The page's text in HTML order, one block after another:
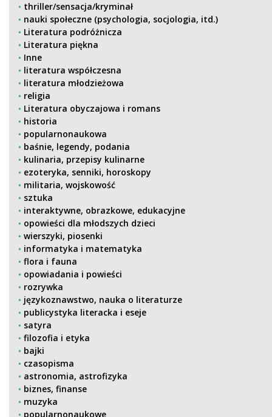
thriller/sensacja/kryminał
nauki społeczne (psychologia, socjologia, itd.)
Literatura podróżnicza
Literatura piękna
Inne
literatura współczesna
literatura młodzieżowa
religia
Literatura obyczajowa i romans
historia
popularnonaukowa
baśnie, legendy, podania
kulinaria, przepisy kulinarne
ezoteryka, senniki, horoskopy
militaria, wojskowość
sztuka
interaktywne, obrazkowe, edukacyjne
opowieści dla młodszych dzieci
wierszyki, piosenki
informatyka i matematyka
flora i fauna
opowiadania i powieści
rozrywka
językoznawstwo, nauka o literaturze
publicystyka literacka i eseje
satyra
filozofia i etyka
bajki
czasopisma
astronomia, astrofizyka
biznes, finanse
muzyka
popularnonaukowe